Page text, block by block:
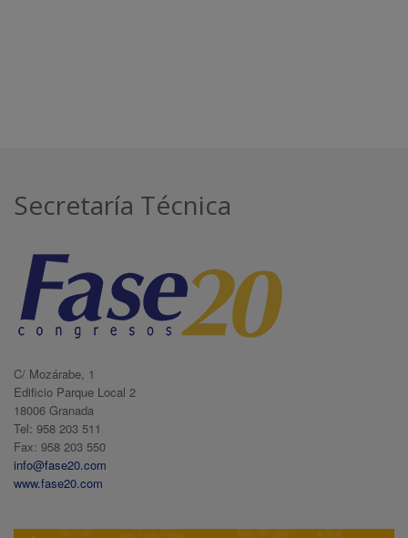
Secretaría Técnica
C/ Mozárabe, 1
Edificio Parque Local 2
18006 Granada
Tel: 958 203 511
Fax: 958 203 550
info@fase20.com
www.fase20.com